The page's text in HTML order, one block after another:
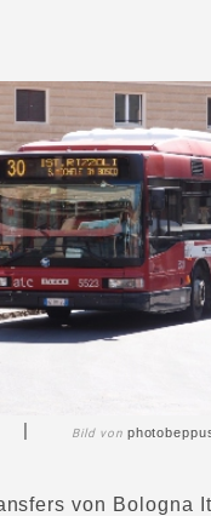
Bild von
von Bologna